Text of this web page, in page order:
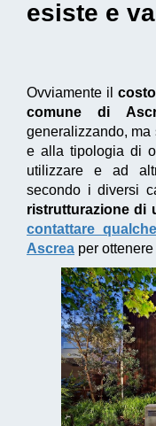
esiste e
Ovviamente il
comune di
generalizzando,
e alla tipologia di
utilizzare e ad
secondo i diversi
ristrutturazione di
contattare
Ascrea per